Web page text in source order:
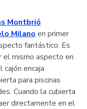
Montbrió
Milano en primer
fantástico. Es
el mismo aspecto en
encaja
para piscinas
Cuando la cubierta
directamente en el